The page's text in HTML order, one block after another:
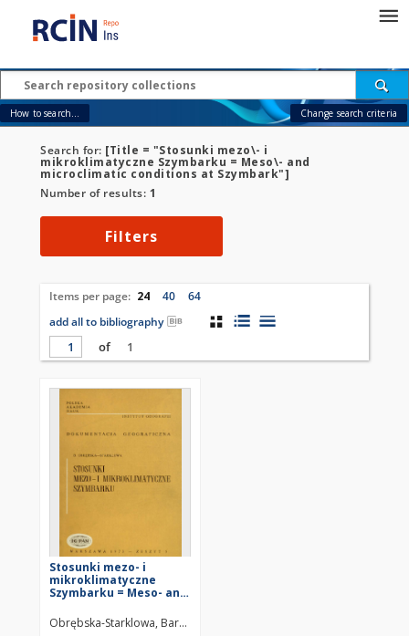
How to search... Change search criteria
Search for: [Title = "Stosunki mezo\- i
mikroklimatyczne Szymbarku = Meso\- and
microclimatic conditions at Szymbark"]
Number of results: 1
Filters
Items per page: 24 40
64
add all to bibliography
of
1
Stosunki mezo- i
mikroklimatyczne
Szymbarku = Meso- and
conditions at Szymbark
Obrębska-Starklowa, Barbara (1937– )